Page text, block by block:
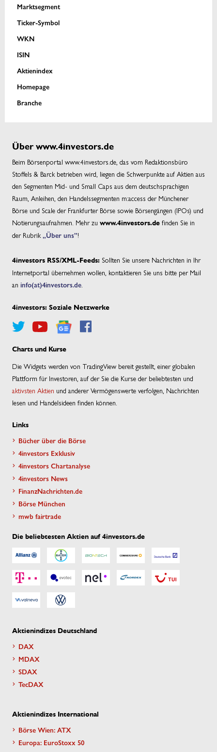
Marktsegment
Ticker-Symbol
WKN
ISIN
Aktienindex
Homepage
Branche
Über www.4investors.de
Beim Börsenportal www.4investors.de, das vom Redaktionsbüro
Stoffels & Barck betrieben wird, liegen die Schwerpunkte auf Aktien aus
den Segmenten Mid- und Small Caps aus dem deutschsprachigen
Raum, Anleihen, den Handelssegmenten m:access der Münchener
Börse und Scale der Frankfurter Börse sowie Börsengängen (IPOs) und
Notierungsaufnahmen. Mehr zu www.4investors.de finden Sie in
der Rubrik „Über uns”!
4investors RSS/XML-Feeds: Sollten Sie unsere Nachrichten in Ihr
Internetportal übernehmen wollen, kontaktieren Sie uns bitte per Mail
an info(at)4investors.de
4investors: Soziale Netzwerke
Charts und Kurse
Die Widgets werden von TradingView bereit gestellt, einer globalen
Plattform für Investoren, auf der Sie die Kurse der beliebtesten und
aktivsten Aktien und anderer Vermögenswerte verfolgen, Nachrichten
lesen und Handelsideen finden können.
Links
Bücher über die Börse
4investors Exklusiv
4investors Chartanalyse
4investors News
FinanzNachrichten.de
Börse München
mwb fairtrade
Die beliebtesten Aktien auf 4investors.de
Aktienindizes Deutschland
DAX
MDAX
SDAX
TecDAX
Aktienindizes International
Börse Wien: ATX
Europa: EuroStoxx 50